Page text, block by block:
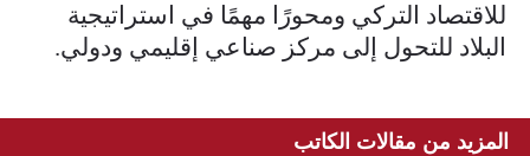
للاقتصاد التركي ومحورًا مهمًا في استراتيجية
البلاد للتحول إلى مركز صناعي إقليمي ودولي.
المزيد من مقالات الكاتب